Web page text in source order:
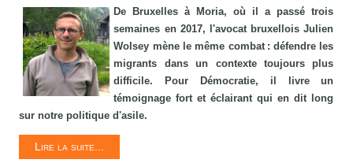
De Bruxelles à Moria, où il a passé trois
semaines en 2017, l'avocat bruxellois Julien
Wolsey mène le même combat : défendre les
migrants dans un contexte toujours plus
difficile. Pour Démocratie, il livre un
témoignage fort et éclairant qui en dit long
sur notre politique d'asile.
Lire la suite...